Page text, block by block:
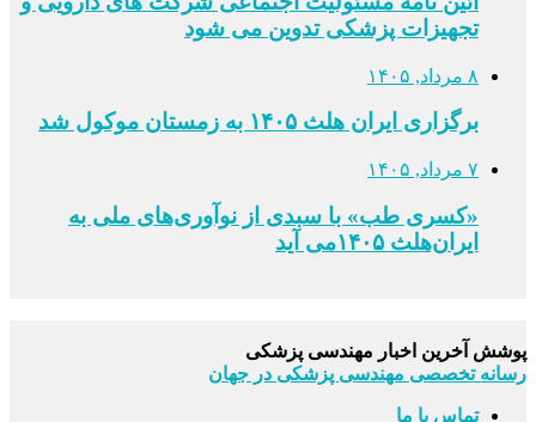
تجهیزات پزشکی تدوین می شود
۸ مرداد, ۱۴۰۵
برگزاری ایران هلث ۱۴۰۵ به زمستان موکول شد
۷ مرداد, ۱۴۰۵
«کسری طب» با سبدی از نوآوری‌های ملی به
ایران‌هلث ۱۴۰۵می‌ آید
پوشش آخرین اخبار مهندسی پزشکی
رسانه تخصصی مهندسی پزشکی در جهان
تماس با ما